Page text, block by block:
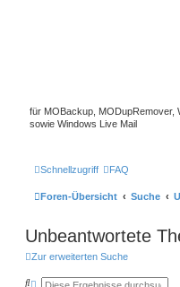
für MOBackup, MODupRemover,
sowie Windows Live Mail
Schnellzugriff FAQ
Foren-Übersicht Suche
Unbeantwortete
Zur erweiterten Suche
S E